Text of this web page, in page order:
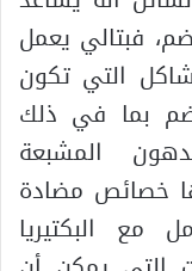
فبتالي يعمل
التي تكون
بما في ذلك
المشبعة
خصائص مضادة
مع البكتيريا